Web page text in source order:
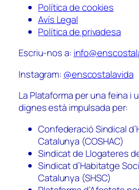
Política de cookies
Avís Legal
Política de privadesa
Escriu-nos a:
Instagram: @enscostalavida
La Plataforma per una feina i
dignes està impulsada per:
Confederació Sindical
Catalunya (COSHAC)
Sindicat de Llogateres
Sindicat d’Habitatge
Catalunya (SHSC)